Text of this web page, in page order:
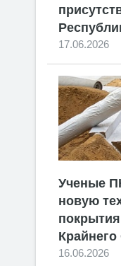
17.06.2026
Ученые
новую
16.06.2026